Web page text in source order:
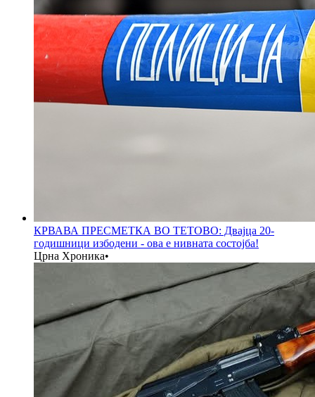
КРВАВА ПРЕСМЕТКА ВО ТЕТОВО: Двајца 20-
годишници избодени - ова е нивната состојба!
Црна Хроника•